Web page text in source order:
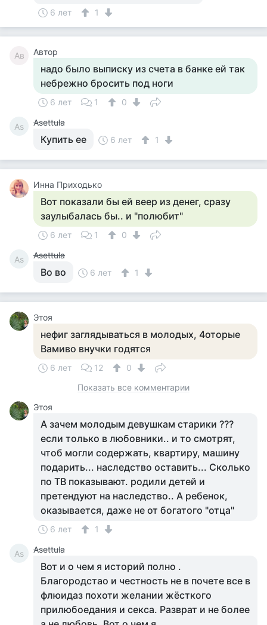
6 лет 1
Ав Автор
надо было выписку из счета в банке ей так
небрежно бросить под ноги
6 лет 1 0
As Asettula
Купить ее 6 лет 1
Инна Приходько
Вот показали бы ей веер из денег, сразу
заулыбалась бы.. и "полюбит"
6 лет 1 0
As Asettula
Во во 6 лет 1
Этоя
нефиг заглядываться в молодых, 4оторые
Вамиво внучки годятся
6 лет 12
0
Показать все комментарии
Этоя
А зачем молодым девушкам старики ???
если только в любовники.. и то смотрят,
чтоб могли содержать, квартиру, машину
подарить... наследство оставить... Сколько
по ТВ показывают. родили детей и
претендуют на наследство.. А ребенок,
оказывается, даже не от богатого "отца"
6 лет 1
As Asettula
Вот и о чем я историй полно .
Благородстао и честность не в почете все в
флюидаз похоти желании жёсткого
прилюбоедания и секса. Разврат и не более